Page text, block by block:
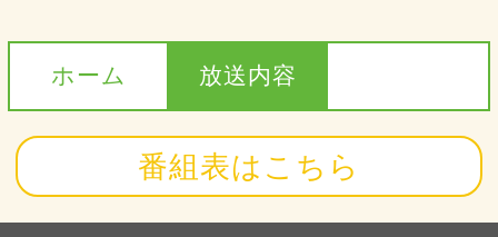
ホーム 放送内容
番組表はこちら